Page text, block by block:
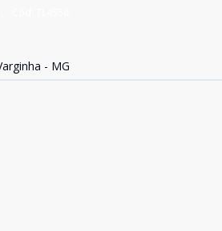
- MG